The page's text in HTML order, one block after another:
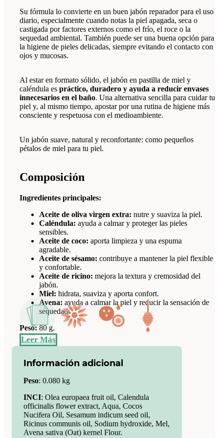
Su fórmula lo convierte en un buen jabón reparador para el uso
diario, especialmente cuando notas la piel apagada, seca o
castigada por factores externos como el frío, el roce o la
sequedad ambiental. También puede ser una buena opción para
la higiene de pieles delicadas, siempre evitando el contacto con
ojos y mucosas.
Al estar en formato sólido, el jabón en pastilla de miel y
caléndula es práctico, duradero y ayuda a reducir envases
innecesarios en el baño. Una alternativa sencilla para cuidar tu
piel y, al mismo tiempo, apostar por una rutina de higiene más
consciente y respetuosa con el medioambiente.
Un jabón suave, natural y reconfortante: como pequeños
pétalos de miel para tu piel.
Composición
Ingredientes principales:
Aceite de oliva virgen extra: nutre y suaviza la piel.
Caléndula: ayuda a calmar y proteger las pieles
sensibles.
Aceite de coco: aporta limpieza y una espuma
agradable.
Aceite de sésamo: contribuye a mantener la piel flexible
y confortable.
Aceite de ricino: mejora la textura y cremosidad del
jabón.
Miel: hidrata, suaviza y aporta confort.
Avena: ayuda a calmar la piel y reducir la sensación de
sequedad.
Peso:80 g.
Modo de empleo
directamente sobre la piel mojada hasta crear espuma. Masajea
con movimientos circulares y aclara con abundante agua.
Evita el contacto con los ojos. En caso de contacto, aclara
inmediatamente con agua.
Mantenimiento
Leer Más
Información adicional
Peso: 0.080 kg
INCI: Olea europaea fruit oil, Calendula
officinalis flower extract, Aqua, Cocos
Nucifera Oil, Sesamum indicum seed oil,
Ricinus communis oil, Sodium hydroxide, Mel,
Avena sativa (Oat) kernel Flour.